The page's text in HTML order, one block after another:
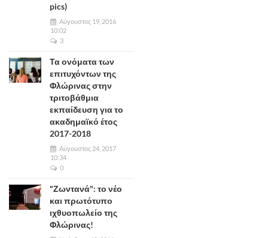
pics)
Αύγουστος 19, 2016
10:02
3
Τα ονόματα των
επιτυχόντων της
Φλώρινας στην
τριτοβάθμια
εκπαίδευση για το
ακαδημαϊκό έτος
2017-2018
Αύγουστος 24, 2017
10:34
0
"Ζωντανά": το νέο
και πρωτότυπο
ιχθυοπωλείο της
Φλώρινας!